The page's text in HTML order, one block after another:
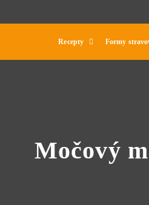
Recepty Formy
Močový